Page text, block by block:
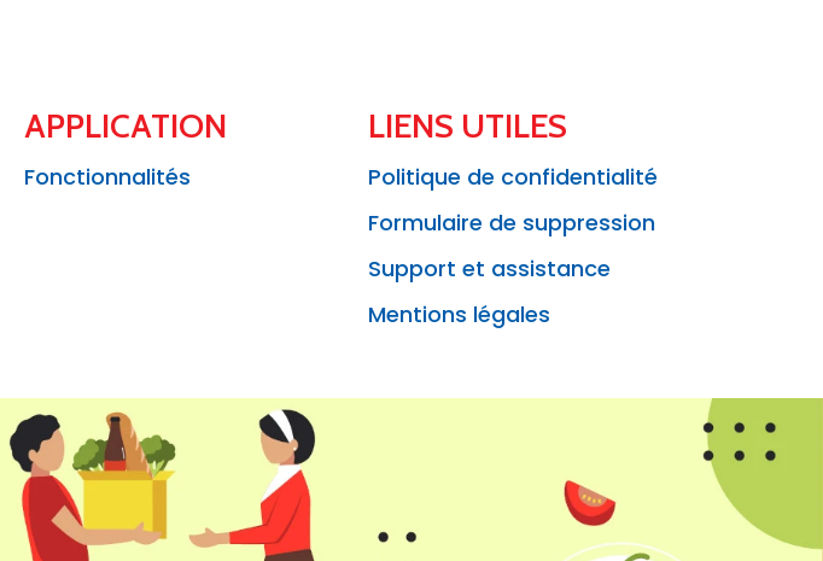
APPLICATION
Fonctionnalités
LIENS UTILES
Politique de confidentialité
Formulaire de suppression
Support et assistance
Mentions légales